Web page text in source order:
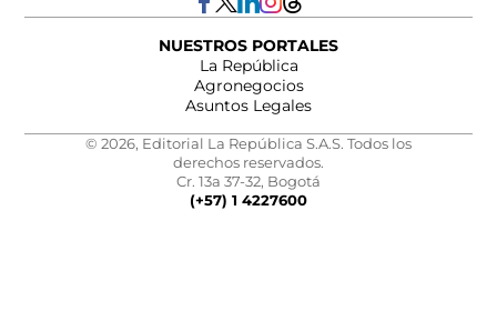
NUESTROS PORTALES
La República
Agronegocios
Asuntos Legales
© 2026, Editorial La República S.A.S. Todos los
derechos reservados.
Cr. 13a 37-32, Bogotá
(+57) 1 4227600